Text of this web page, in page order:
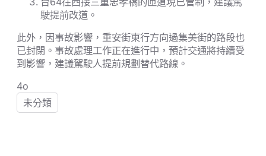
駛提前改道。
此外，因事故影響，重安街東行方向過集美街的路段也
已封閉。事故處理工作正在進行中，預計交通將持續受
到影響，建議駕駛人提前規劃替代路線。
4o
未分類